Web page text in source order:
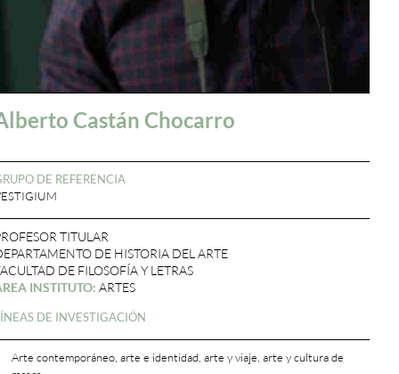
Castán Chocarro
DE REFERENCIA
TITULAR
DE HISTORIA DEL ARTE
DE FILOSOFÍA Y LETRAS
INSTITUTO: ARTES
DE INVESTIGACIÓN
Arte contemporáneo, arte e identidad, arte y viaje, arte y cultura de